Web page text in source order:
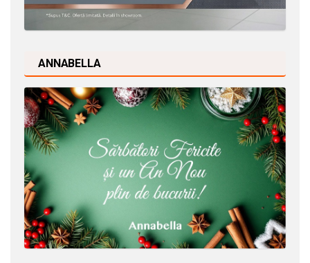
ANNABELLA